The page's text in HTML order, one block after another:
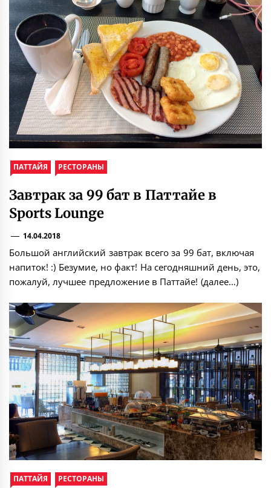
ПАТТАЙЯ РЕСТОРАНЫ
Завтрак за 99 бат в Паттайе в
Sports Lounge
14.04.2018
Большой английский завтрак всего за 99 бат, включая
напиток! :) Безумие, но факт! На сегодняшний день, это,
пожалуй, лучшее предложение в Паттайе! (далее…)
ПАТТАЙЯ РЕСТОРАНЫ